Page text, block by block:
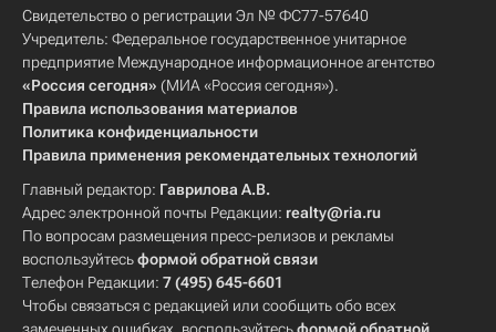
Свидетельство о регистрации Эл № ФС77-57640
Учредитель: Федеральное государственное унитарное
предприятие Международное информационное агентство
«Россия сегодня» (МИА «Россия сегодня»).
Правила использования материалов
Политика конфиденциальности
Правила применения рекомендательных технологий
Главный редактор: Гаврилова А.В.
Адрес электронной почты Редакции: realty@ria.ru
По вопросам размещения пресс-релизов и рекламы
воспользуйтесьформой обратной связи
Телефон Редакции: 7 (495) 645-6601
Чтобы связаться с редакцией или сообщить обо всех